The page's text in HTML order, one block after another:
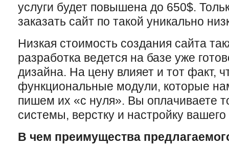
услуги будет повышена до 650$.
заказать сайт по такой уникально
Низкая стоимость создания сайта
разработка ведется на базе уже
дизайна. На цену влияет и тот факт,
функциональные модули, которые
пишем их «с нуля». Вы оплачиваете
системы, верстку и настройку вашего
В чем преимущества